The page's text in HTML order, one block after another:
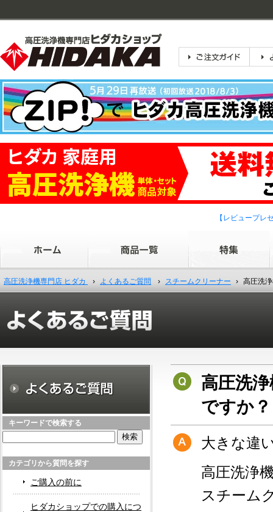
【レビュープレ
高圧洗浄機専門店 ヒダカ › よくあるご質問 › スチームクリーナー › 高圧洗
高圧洗
ですか？
大きな違
高圧洗浄
スチーム
キーワードで検索する
検
索:
カテゴリから質問を探す
ご購入の前に
ヒダカショップでの購入につ